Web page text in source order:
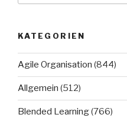
KATEGORIEN
Agile Organisation (844)
Allgemein (512)
Blended Learning(766)